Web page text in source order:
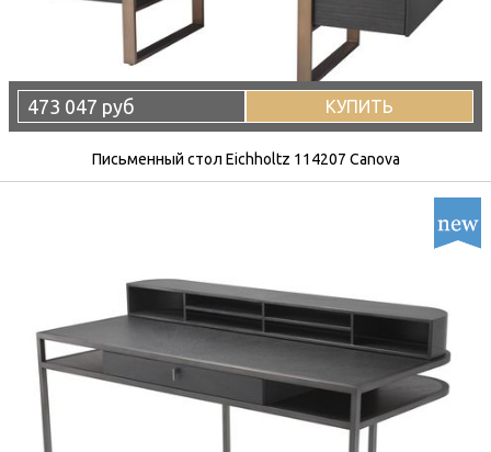
473 047 руб КУПИТЬ
Письменный стол Eichholtz 114207 Canova